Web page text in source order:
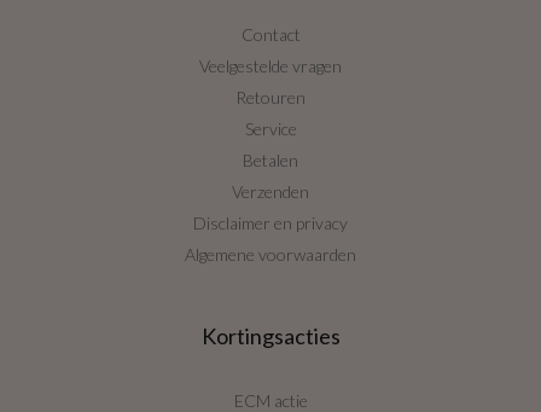
Contact
Veelgestelde vragen
Retouren
Service
Betalen
Verzenden
Disclaimer en privacy
Algemene voorwaarden
Kortingsacties
ECM actie